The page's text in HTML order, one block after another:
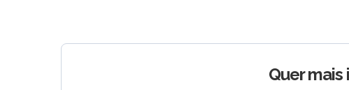
Quer